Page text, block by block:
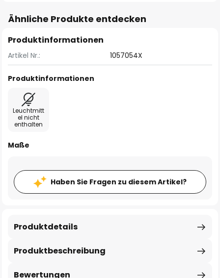
Ähnliche Produkte entdecken
Produktinformationen
Artikel Nr.: 1057054X
Produktinformationen
Leuchtmitt
el nicht
enthalten
Maße
Haben Sie Fragen zu diesem Artikel?
Produktbeschreibung
Produktdetails
Bewertungen